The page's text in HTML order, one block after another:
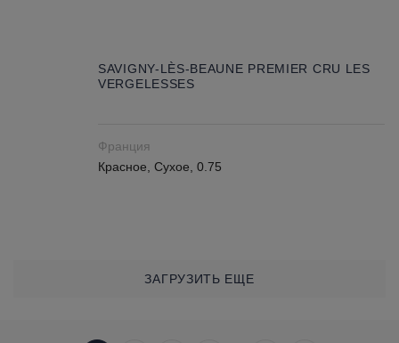
SAVIGNY-LÈS-BEAUNE PREMIER CRU LES
VERGELESSES
Франция
Красное, Сухое, 0.75
ЗАГРУЗИТЬ ЕЩЕ